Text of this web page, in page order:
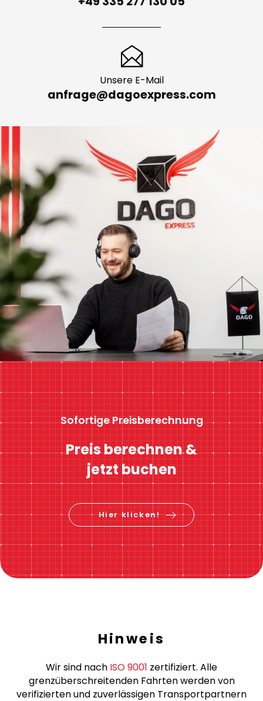
Unsere E-Mail
anfrage@dagoexpress.com
Sofortige Preisberechnung
Preis berechnen &
jetzt buchen
Hier klicken!
Hinweis
Wir sind nach ISO 9001 zertifiziert. Alle
grenzüberschreitenden Fahrten werden von
verifizierten und zuverlässigen Transportpartnern